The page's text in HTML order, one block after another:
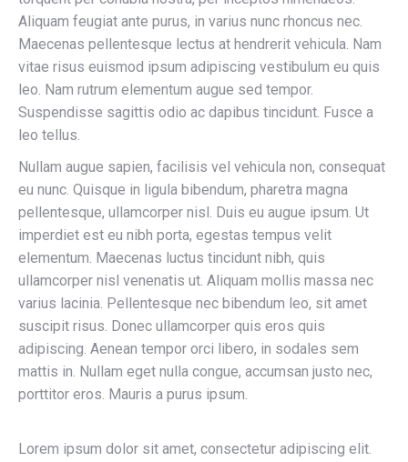
Aliquam feugiat ante purus, in varius nunc rhoncus nec.
Maecenas pellentesque lectus at hendrerit vehicula. Nam
vitae risus euismod ipsum adipiscing vestibulum eu quis
leo. Nam rutrum elementum augue sed tempor.
Suspendisse sagittis odio ac dapibus tincidunt. Fusce a
leo tellus.
Nullam augue sapien, facilisis vel vehicula non, consequat
eu nunc. Quisque in ligula bibendum, pharetra magna
pellentesque, ullamcorper nisl. Duis eu augue ipsum. Ut
imperdiet est eu nibh porta, egestas tempus velit
elementum. Maecenas luctus tincidunt nibh, quis
ullamcorper nisl venenatis ut. Aliquam mollis massa nec
varius lacinia. Pellentesque nec bibendum leo, sit amet
suscipit risus. Donec ullamcorper quis eros quis
adipiscing. Aenean tempor orci libero, in sodales sem
mattis in. Nullam eget nulla congue, accumsan justo nec,
porttitor eros. Mauris a purus ipsum.
Lorem ipsum dolor sit amet, consectetur adipiscing elit.